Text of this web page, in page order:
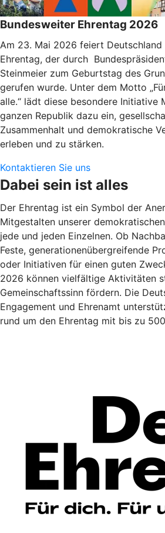
Bundesweiter Ehrentag 2026
Am 23. Mai 2026 feiert
Ehrentag, der durch
Steinmeier zum Geburtstag des
gerufen wurde. Unter dem Motto
alle.“ lädt diese besondere Initiative
ganzen Republik dazu ein,
Zusammenhalt und demokratische
erleben und zu stärken.
Kontaktieren Sie uns
Dabei sein ist alles
Der Ehrentag ist ein Symbol der
Mitgestalten unserer
jede und jeden Einzelnen. Ob
Feste, generationenübergreifende
oder Initiativen für einen guten
2026 können vielfältige Aktivitäten
Gemeinschaftssinn fördern. Die
Engagement und Ehrenamt
rund um den Ehrentag mit bis zu